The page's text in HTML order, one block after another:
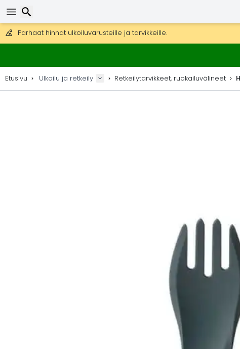
Mahdollisuus lähettää DHL Express -lähetyksenä (toimitus 24 tunnin
30 päivää palautukseen, 90 päivää puukarttoihin ja koristeisiin.
Parhaat hinnat ulkoiluvarusteille ja tarvikkeille.
Etusivu Ulkoilu ja retkeily Retkeilytarvikkeet, ruokailuvälineet